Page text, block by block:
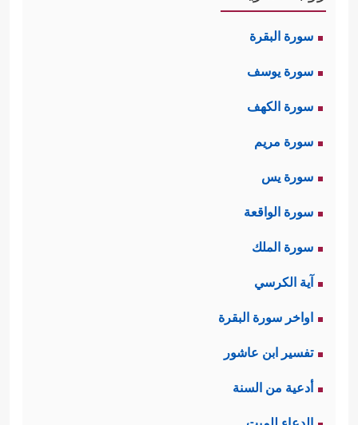
سورة البقرة
سورة يوسف
سورة الكهف
سورة مريم
سورة يس
سورة الواقعة
سورة الملك
آية الكرسي
اواخر سورة البقرة
تفسير ابن عاشور
أدعية من السنة